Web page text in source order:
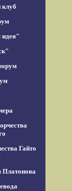
клуб
Гайто
Платонова